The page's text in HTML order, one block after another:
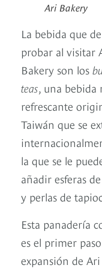
Ari Bakery
La bebida que
probar al visitar
Bakery son los
teas , una
refrescante
Taiwán que se
la que se le
añadir esferas
y perlas de
Esta panadería
es el primer
expansión de Ari